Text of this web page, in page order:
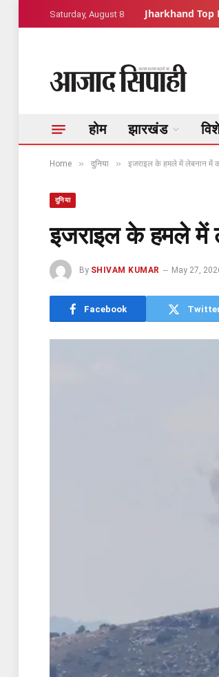
Saturday, August 8 Jharkhand Top
होम झारखंड
Home » दुनिया » इजराइल के हमले में लेबनान में
दुनिया
इजराइल के हमले में
By SHIVAM KUMAR May 27,
Facebook